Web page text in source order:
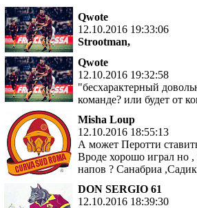
Qwote
12.10.2016 19:33:06
Strootman,
Qwote
12.10.2016 19:32:58
"бесхарактерный
команде? или будет от
Misha Loup
12.10.2016 18:55:13
А может Перотти
Вроде хорошо играл но
напов ? Санабриа
DON SERGIO 61
12.10.2016 18:39:30